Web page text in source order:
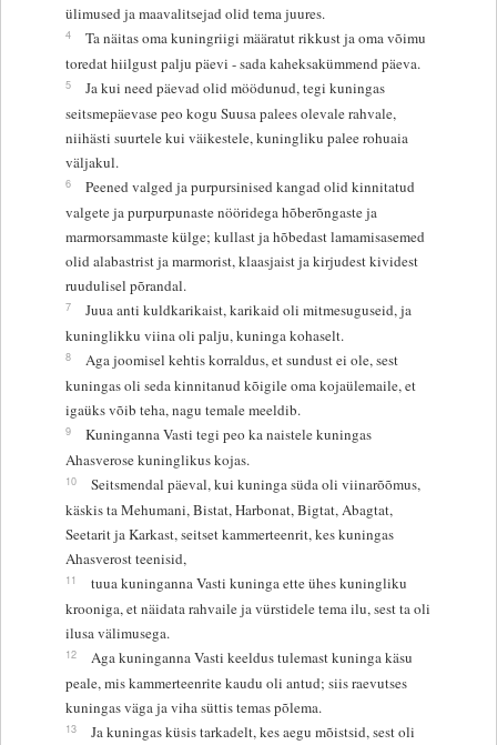
ülimused ja maavalitsejad olid tema juures.
4
Ta näitas oma kuningriigi määratut rikkust ja oma võimu
toredat hiilgust palju päevi - sada kaheksakümmend päeva.
5
Ja kui need päevad olid möödunud, tegi kuningas
seitsmepäevase peo kogu Suusa palees olevale rahvale,
niihästi suurtele kui väikestele, kuningliku palee rohuaia
väljakul.
6
Peened valged ja purpursinised kangad olid kinnitatud
valgete ja purpurpunaste nööridega hõberõngaste ja
marmorsammaste külge; kullast ja hõbedast lamamisasemed
olid alabastrist ja marmorist, klaasjaist ja kirjudest kividest
ruudulisel põrandal.
7
Juua anti kuldkarikaist, karikaid oli mitmesuguseid, ja
kuninglikku viina oli palju, kuninga kohaselt.
8
Aga joomisel kehtis korraldus, et sundust ei ole, sest
kuningas oli seda kinnitanud kõigile oma kojaülemaile, et
igaüks võib teha, nagu temale meeldib.
9
Kuninganna Vasti tegi peo ka naistele kuningas
Ahasverose kuninglikus kojas.
10
Seitsmendal päeval, kui kuninga süda oli viinarõõmus,
käskis ta Mehumani, Bistat, Harbonat, Bigtat, Abagtat,
Seetarit ja Karkast, seitset kammerteenrit, kes kuningas
Ahasverost teenisid,
11
tuua kuninganna Vasti kuninga ette ühes kuningliku
krooniga, et näidata rahvaile ja vürstidele tema ilu, sest ta oli
ilusa välimusega.
12
Aga kuninganna Vasti keeldus tulemast kuninga käsu
peale, mis kammerteenrite kaudu oli antud; siis raevutses
kuningas väga ja viha süttis temas põlema.
13
Ja kuningas küsis tarkadelt, kes aegu mõistsid, sest oli